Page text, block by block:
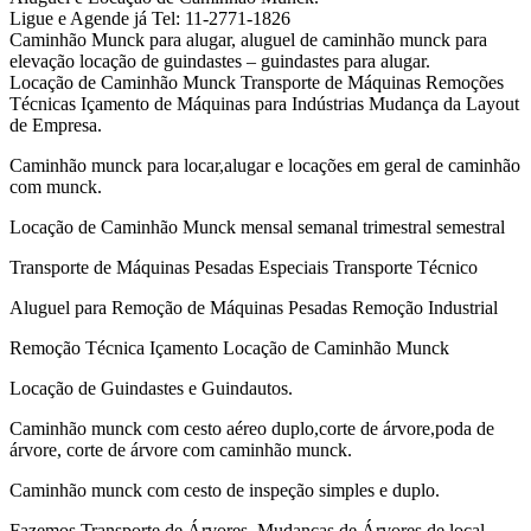
Ligue e Agende já Tel: 11-2771-1826
Caminhão Munck para alugar, aluguel de caminhão munck para
elevação locação de guindastes – guindastes para alugar.
Locação de Caminhão Munck Transporte de Máquinas Remoções
Técnicas Içamento de Máquinas para Indústrias Mudança da Layout
de Empresa.
Caminhão munck para locar,alugar e locações em geral de caminhão
com munck.
Locação de Caminhão Munck mensal semanal trimestral semestral
Transporte de Máquinas Pesadas Especiais Transporte Técnico
Aluguel para Remoção de Máquinas Pesadas Remoção Industrial
Remoção Técnica Içamento Locação de Caminhão Munck
Locação de Guindastes e Guindautos.
Caminhão munck com cesto aéreo duplo,corte de árvore,poda de
árvore, corte de árvore com caminhão munck.
Caminhão munck com cesto de inspeção simples e duplo.